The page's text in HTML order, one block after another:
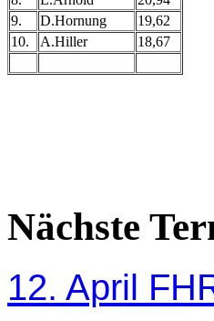
9.
D.Hornung
19,62
10.
A.Hiller 18,67
Nächste
12. April